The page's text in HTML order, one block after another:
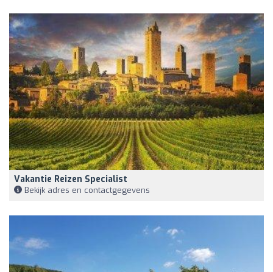
Vakantie Reizen Specialist
Bekijk adres en contactgegevens